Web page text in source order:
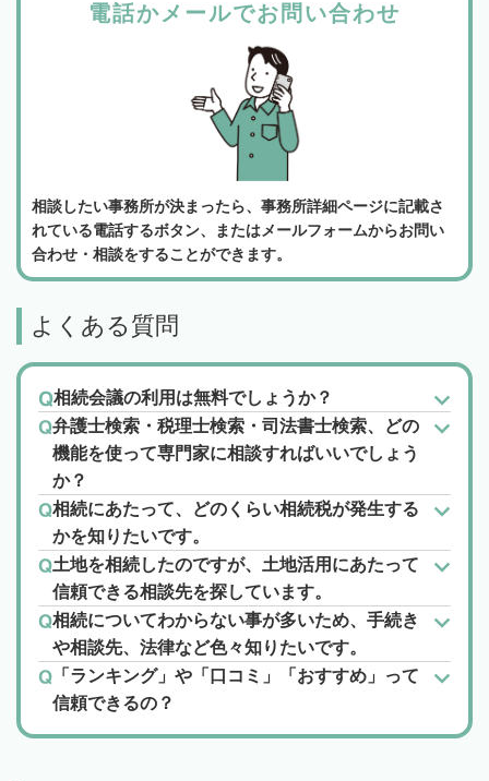
電話かメールでお問い合わせ
相談したい事務所が決まったら、事務所詳細ページに記載さ
れている電話するボタン、またはメールフォームからお問い
合わせ・相談をすることができます。
よくある質問
相続会議の利用は無料でしょうか？
弁護士検索・税理士検索・司法書士検索、どの
機能を使って専門家に相談すればいいでしょう
か？
相続にあたって、どのくらい相続税が発生する
かを知りたいです。
土地を相続したのですが、土地活用にあたって
信頼できる相談先を探しています。
相続についてわからない事が多いため、手続き
や相談先、法律など色々知りたいです。
「ランキング」や「口コミ」「おすすめ」って
信頼できるの？